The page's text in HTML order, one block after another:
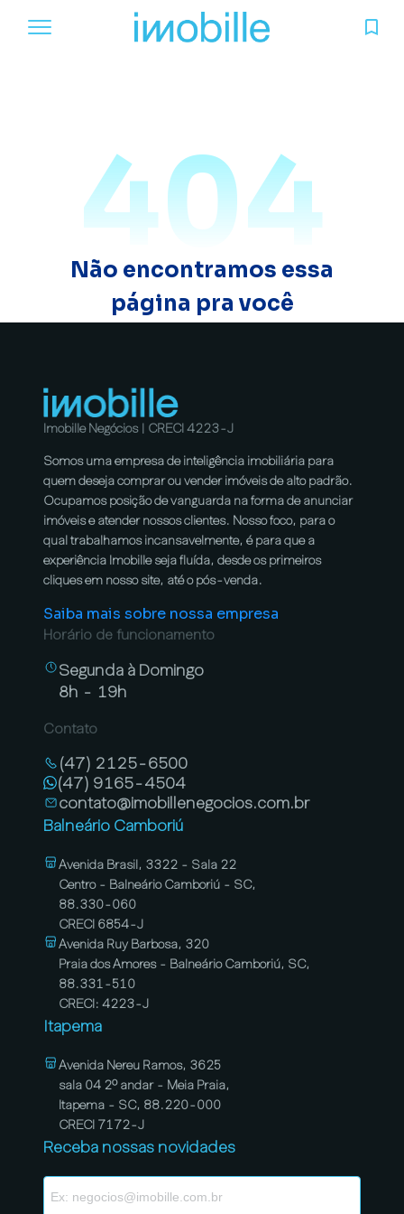
404
Não encontramos essa
página pra você
Imobille Negócios | CRECI 4223-J
Somos uma empresa de inteligência imobiliária para
quem deseja comprar ou vender imóveis de alto padrão.
Ocupamos posição de vanguarda na forma de anunciar
imóveis e atender nossos clientes. Nosso foco, para o
qual trabalhamos incansavelmente, é para que a
experiência Imobille seja fluída, desde os primeiros
cliques em nosso site, até o pós-venda.
Saiba mais sobre nossa empresa
Horário de funcionamento
Segunda à Domingo
8h - 19h
Contato
(47) 2125-6500
(47) 9165-4504
contato@imobillenegocios.com.br
Balneário Camboriú
Avenida Brasil, 3322 - Sala 22
Centro - Balneário Camboriú - SC,
88.330-060
CRECI 6854-J
Avenida Ruy Barbosa, 320
Praia dos Amores - Balneário Camboriú, SC,
88.331-510
CRECI: 4223-J
Itapema
Avenida Nereu Ramos, 3625
sala 04 2º andar - Meia Praia,
Itapema - SC, 88.220-000
CRECI 7172-J
Receba nossas novidades